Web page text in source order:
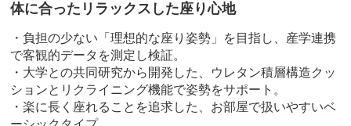
体に合ったリラックスした座り心地
・負担の少ない「理想的な座り姿勢」を目指し、産学連携
で客観的データを測定し検証。
・大学との共同研究から開発した、ウレタン積層構造クッ
ションとリクライニング機能で姿勢をサポート。
・楽に長く座れることを追求した、お部屋で扱いやすいベ